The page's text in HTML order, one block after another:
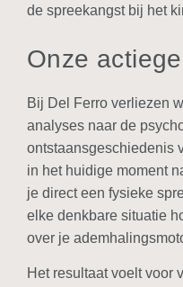
de spreekangst bij het
Onze
Bij Del Ferro verliezen
analyses naar de
ontstaansgeschiedenis
in het huidige moment
je direct een fysieke
elke denkbare situatie
over je
Het resultaat voelt voor